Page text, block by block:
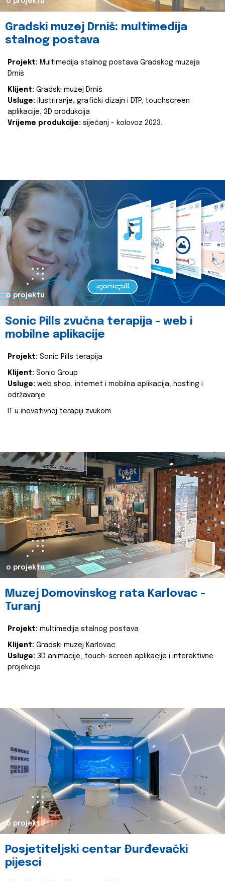
Gradski muzej Drniš: multimedija
stalnog postava
Projekt: Multimedija stalnog postava Gradskog muzeja
Drniš
Klijent: Gradski muzej Drniš
Usluge: ilustriranje, grafički dizajn i DTP, touchscreen
aplikacije, 3D produkcija
Vrijeme produkcije: siječanj - kolovoz 2023.
o projektu
Sonic Pills zvučna terapija - web i
mobilne aplikacije
Projekt: Sonic Pills terapija
Klijent: Sonic Group
Usluge: web shop, internet i mobilna aplikacija, hosting i
održavanje
IT u inovativnoj terapiji zvukom
o projektu
Muzej Domovinskog rata Karlovac -
Turanj
Projekt: multimedija stalnog postava
Klijent: Gradski muzej Karlovac
Usluge: 3D animacije, touch-screen aplikacije i interaktivne
projekcije
o projektu
Posjetiteljski centar Đurđevački
pijesci